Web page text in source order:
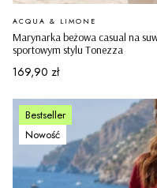
Marynarka beżowa casual na
sportowym stylu Tonezza
PRODUCENT
ACQUA & LIMONE
Cena
169,90 zł
Bestseller
Nowość